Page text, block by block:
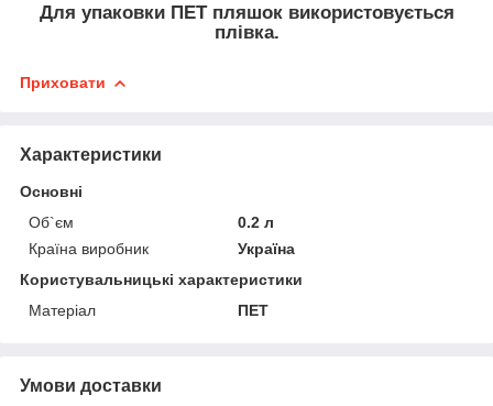
Для упаковки ПЕТ пляшок використовується
плівка.
Приховати
Характеристики
Основні
Об`єм
0.2 л
Країна виробник
Україна
Користувальницькі характеристики
Матеріал
ПЕТ
Умови доставки